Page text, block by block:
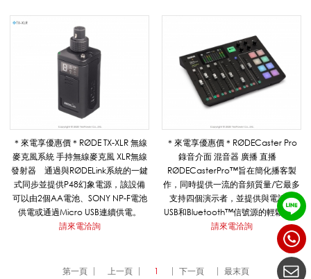
學
用
品
＊來電享優惠價＊RØDE TX-XLR 無線
麥克風系統 手持無線麥克風 XLR無線
發射器 通過與RØDELink系統的一鍵
式同步並提供P48幻象電源，該設備
可以由2個AA電池、SONY NP-F電池
供電或通過Micro USB連續供電。
請來電洽詢
＊來電享優惠價＊RØDECaster Pro
錄音介面 混音器 廣播 直播
RØDECasterPro™旨在簡化播客製
作，同時提供一流的音頻質量/它最多
支持四個演示者，並提供與電話，
USB和Bluetooth™信號源的輕鬆連接
請來電洽詢
第一頁 上一頁 1 下一頁 最末頁